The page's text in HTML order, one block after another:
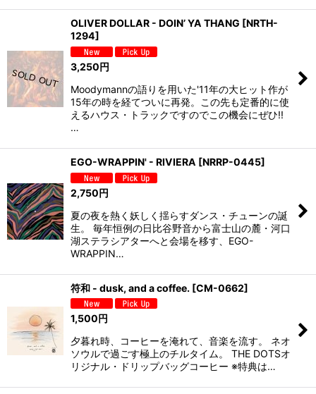
OLIVER DOLLAR - DOIN’ YA THANG [NRTH-
1294]
3,250円
Moodymannの語りを用いた'11年の大ヒット作が
15年の時を経てついに再発。この先も定番的に使
えるハウス・トラックですのでこの機会にぜひ!!
…
EGO-WRAPPIN' - RIVIERA [NRRP-0445]
2,750円
夏の夜を熱く妖しく揺らすダンス・チューンの誕
生。 毎年恒例の日比谷野音から富士山の麓・河口
湖ステラシアターへと会場を移す、EGO-
WRAPPIN…
符和 - dusk, and a coffee. [CM-0662]
1,500円
夕暮れ時、コーヒーを淹れて、音楽を流す。 ネオ
ソウルで過ごす極上のチルタイム。 THE DOTSオ
リジナル・ドリップバッグコーヒー ※特典は…